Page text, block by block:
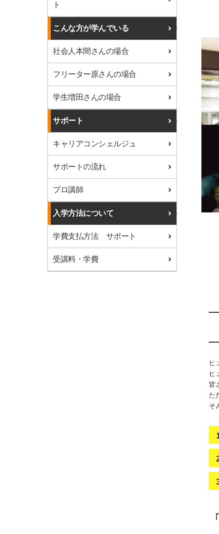
ヒ
ヒ
皆
た
そ
ト
こんな方が学んでいる
社会人本間さんの場合
フリーター原さんの場合
学生増田さんの場合
サポート
キャリアコンシェルジュ
サポートの流れ
プロ講師
入学方法について
学費支払方法 サポート
受講料・学費